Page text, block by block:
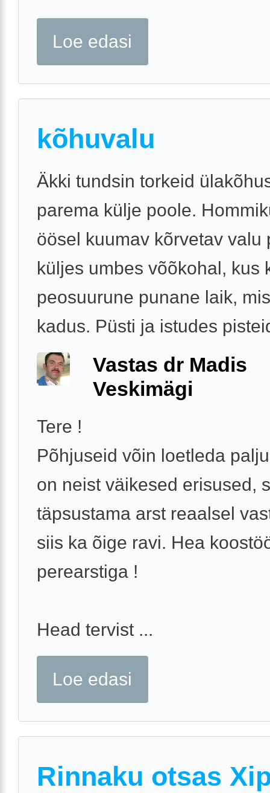
Loe edasi
kõhuvalu
Äkki tundsin torkeid
parema külje poole.
öösel kuumav kõrvetav valu
küljes umbes võõkohal, kus
peosuurune punane laik,
kadus. Püsti ja istudes
Vastas dr Madis
Veskimägi
Tere !
Põhjuseid võin loetleda
on neist väikesed erisused,
täpsustama arst reaalsel
siis ka õige ravi. Hea
perearstiga !
Head tervist ...
Loe edasi
Rinnaku otsas